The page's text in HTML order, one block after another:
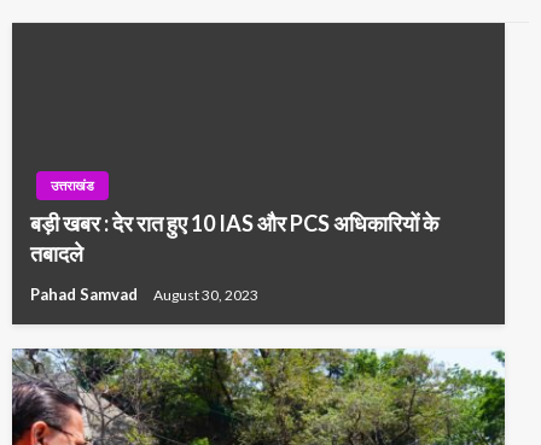
उत्तराखंड
बड़ी खबर : देर रात हुए 10 IAS और PCS अधिकारियों के
तबादले
Pahad Samvad August 30, 2023